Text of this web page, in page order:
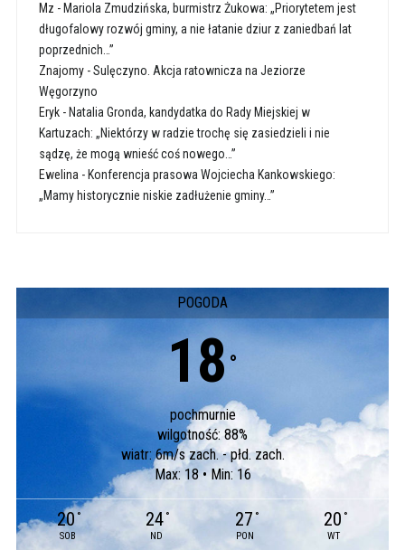
Mz - Mariola Zmudzińska, burmistrz Żukowa: „Priorytetem jest
długofalowy rozwój gminy, a nie łatanie dziur z zaniedbań lat
poprzednich…”
Znajomy-Sulęczyno. Akcja ratownicza na Jeziorze
Węgorzyno
Eryk- Natalia Gronda, kandydatka do Rady Miejskiej w
Kartuzach: „Niektórzy w radzie trochę się zasiedzieli i nie
sądzę, że mogą wnieść coś nowego…”
Ewelina - Konferencja prasowa Wojciecha Kankowskiego:
„Mamy historycznie niskie zadłużenie gminy…”
POGODA
18 °
pochmurnie
wilgotność: 88%
wiatr: 6m/s zach. - płd. zach.
Max: 18 • Min: 16
20 °
SOB
24 °
ND
27 °
PON
20 °
WT